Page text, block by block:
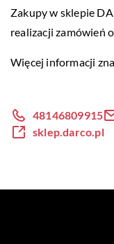
Zakupy w sklepie
realizacji zamówień
Więcej informacji
48146809915
sklep.darco.pl